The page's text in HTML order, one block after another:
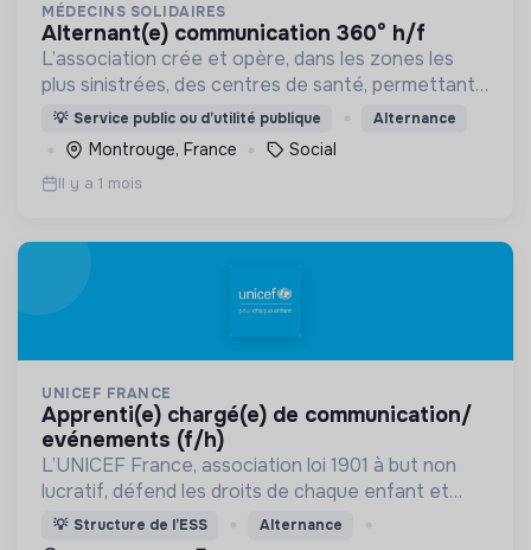
MÉDECINS SOLIDAIRES
alternant(e) communication 360° h/f
L’association crée et opère, dans les zones les
plus sinistrées, des centres de santé, permettant
aux populations de retrouver une porte à laquelle
frapper lorsque le besoin médical survient.
💡 Service public ou d’utilité publique Alternance
Montrouge, France Social
Il y a 1 mois
UNICEF FRANCE
apprenti(e) chargé(e) de communication/
evénements (f/h)
L’UNICEF France, association loi 1901 à but non
lucratif, défend les droits de chaque enfant et
adolescent d’où qu’il vienne.
💡 Structure de l’ESS Alternance